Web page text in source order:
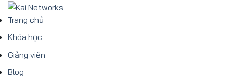
Bỏ
quaTrang chủ
Khóa học
Giảng viên
Blog